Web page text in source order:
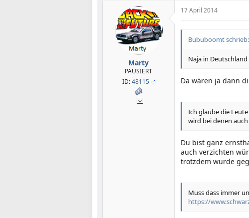
Marty
PAUSIERT
ID:48115
17 April 2014
Bububoomt schrieb:
Naja in
Da wären ja dann
Ich glaube die
wird bei denen
Du bist ganz
auch verzichten
trotzdem wurde
Muss dass immer
https://